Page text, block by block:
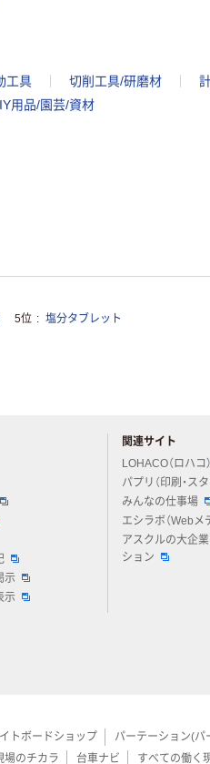
工具 切削工具/研磨材
用品/園芸/資材
5位 塩分タブレット
示
示
関連サイト
LOHACO（ロハコ）
パプリ（印刷・スタ
みんなの仕事場
エシラボ（Webメ
アスクルの大企
ション
トボードショップ パーテーション(パ
場のチカラ 台車ナビ すべての働く